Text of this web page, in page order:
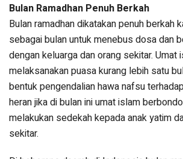
Bulan Ramadhan Penuh Berkah
Bulan ramadhan dikatakan penuh berkah
sebagai bulan untuk menebus dosa dan
dengan keluarga dan orang sekitar. Umat
melaksanakan puasa kurang lebih satu
bentuk pengendalian hawa nafsu
heran jika di bulan ini umat islam
melakukan sedekah kepada anak yatim
sekitar.